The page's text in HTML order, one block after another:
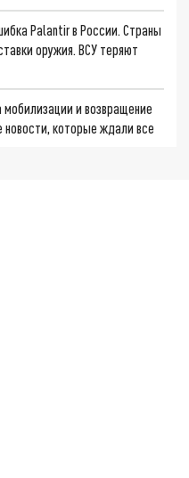
Palantir в России. Страны
оружия. ВСУ теряют
мобилизации и возвращение
которые ждали все